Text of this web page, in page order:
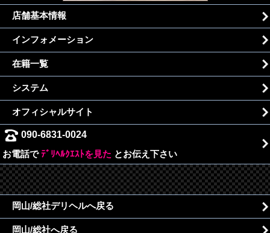
店舗基本情報
インフォメーション
在籍一覧
システム
オフィシャルサイト
090-6831-0024
お電話でﾃﾞﾘﾍﾙｸｴｽﾄを見た とお伝え下さい
岡山/総社デリヘルへ戻る
岡山/総社へ戻る